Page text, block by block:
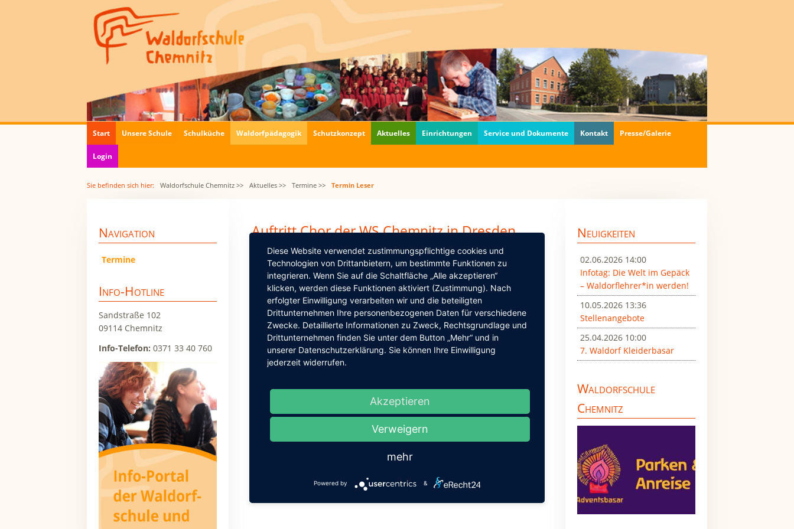
Navigation
Start Unsere Schule Schulküche Waldorfpädagogik Schutzkonzept Aktuelles Einrichtungen Service und Dokumente Kontakt Presse/Galerie
Login
Sie befinden sich hier: Waldorfschule Chemnitz >> Aktuelles >> Termine >> Termin Leser
Auftritt Chor der WS Chemnitz in Dresden
Zurück
Navigation
Navigation
Termine
Info-Hotline
Sandstraße 102
09114 Chemnitz
Info-Telefon: 0371 33 40 760
Neuigkeiten
02.06.2026 14:00
Infotag: Die Welt im Gepäck
– Waldorflehrer*in werden!
10.05.2026 13:36
Stellenangebote
25.04.2026 10:00
7. Waldorf Kleiderbasar
Waldorfschule
Chemnitz
Diese Website verwendet zustimmungspflichtige cookies und
Technologien von Drittanbietern, um bestimmte Funktionen zu
integrieren. Wenn Sie auf die Schaltfläche „Alle akzeptieren“
klicken, werden diese Funktionen aktiviert (Zustimmung). Nach
erfolgter Einwilligung verarbeiten wir und die beteiligten
Drittunternehmen Ihre personenbezogenen Daten für verschiedene
Zwecke. Detaillierte Informationen zu Zweck, Rechtsgrundlage und
Drittunternehmen finden Sie unter dem Button „Mehr“ und in
unserer Datenschutzerklärung. Sie können Ihre Einwilligung
jederzeit widerrufen.
Akzeptieren
Verweigern
mehr
Powered by &